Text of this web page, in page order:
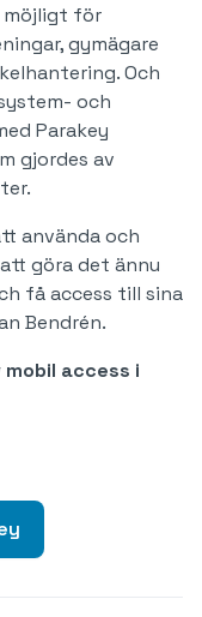
möjligt för
gymägare
Och
och
Parakey
gjordes av
använda och
göra det ännu
få access till sina
Bendrén.
access i